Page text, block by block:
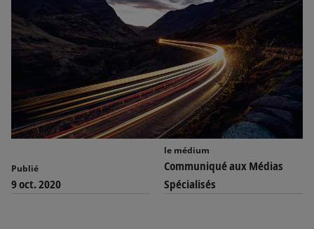
Publié
9 oct. 2020
le médium
Communiqué aux Médias
Spécialisés